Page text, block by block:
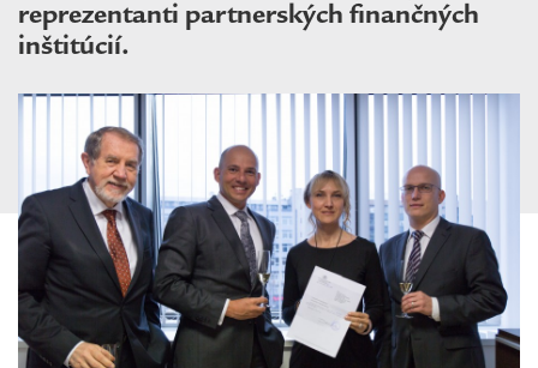
reprezentanti partnerských finančných
inštitúcií.